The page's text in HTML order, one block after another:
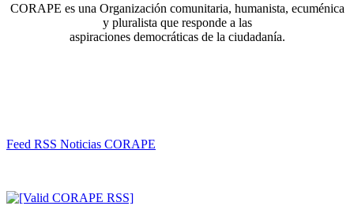
CORAPE es una Organización comunitaria, humanista, ecuménica
y pluralista que responde a las
aspiraciones democráticas de la ciudadanía.
Feed RSS Noticias CORAPE